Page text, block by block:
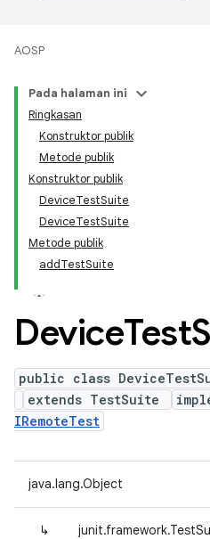
AOSP
Pada halaman ini
Ringkasan
Konstruktor publik
Metode publik
Konstruktor publik
DeviceTestSuite
DeviceTestSuite
Metode publik
addTestSuite
DeviceTest
public class
extends TestSuite
IRemoteTest
java.lang.Object
↳